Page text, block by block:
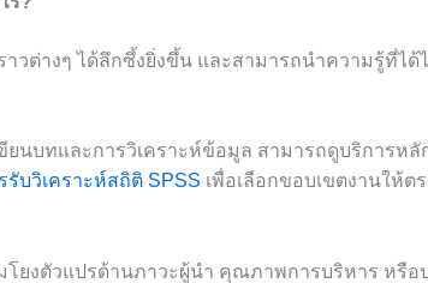
ราวต่างๆ ได้ลึกซึ้งยิ่งขึ้น และสามารถนำความรู้ที่ไ
นบทและการวิเคราะห์ข้อมูล สามารถดูบริการหลั
รับวิเคราะห์สถิติ SPSS เพื่อเลือกขอบเขตงานให้ต
โยงตัวแปรด้านภาวะผู้นำ คุณภาพการบริหาร หรือ